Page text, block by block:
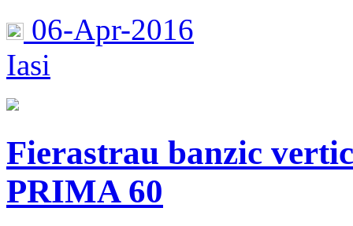
06-Apr-2016
Iasi
Fierastrau banzic
PRIMA 60